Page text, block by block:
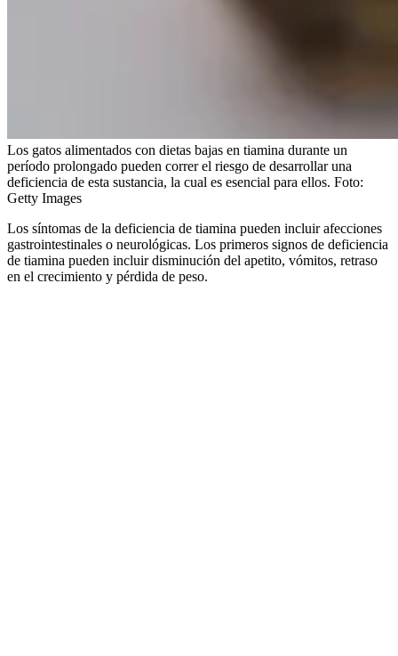
Los gatos alimentados con dietas bajas en tiamina durante un
período prolongado pueden correr el riesgo de desarrollar una
deficiencia de esta sustancia, la cual es esencial para ellos. Foto:
Getty Images
Los síntomas de la deficiencia de tiamina pueden incluir afecciones
gastrointestinales o neurológicas. Los primeros signos de deficiencia
de tiamina pueden incluir disminución del apetito, vómitos, retraso
en el crecimiento y pérdida de peso.